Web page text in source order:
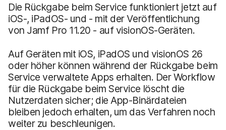
Die Rückgabe beim Service funktioniert jetzt auf
iOS-, iPadOS- und - mit der Veröffentlichung
von Jamf Pro 11.20 - auf visionOS-Geräten.
Auf Geräten mit iOS, iPadOS und visionOS 26
oder höher können während der Rückgabe beim
Service verwaltete Apps erhalten. Der Workflow
für die Rückgabe beim Service löscht die
Nutzerdaten sicher; die App-Binärdateien
bleiben jedoch erhalten, um das Verfahren noch
weiter zu beschleunigen.